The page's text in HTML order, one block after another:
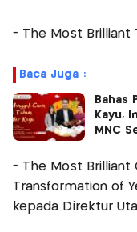
- The Most Brilliant
Baca Juga :
Bahas
Kayu,
MNC
- The Most Brilliant
Transformation of
kepada Direktur